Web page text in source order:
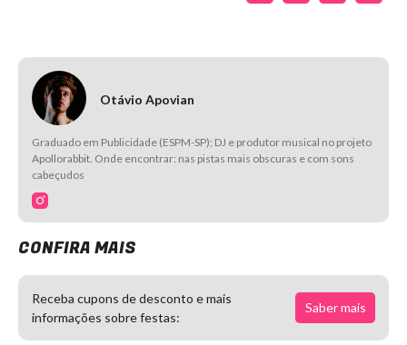
Otávio Apovian
Graduado em Publicidade (ESPM-SP); DJ e produtor musical no projeto
Apollorabbit. Onde encontrar: nas pistas mais obscuras e com sons
cabeçudos
CONFIRA MAIS
Receba cupons de desconto e mais
informações sobre festas:
Saber mais